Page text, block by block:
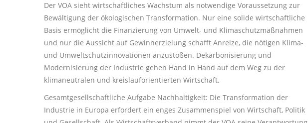
Der VOA sieht wirtschaftliches Wachstum als notwendige Voraussetzung zur
Bewältigung der ökologischen Transformation. Nur eine solide wirtschaftliche
Basis ermöglicht die Finanzierung von Umwelt- und Klimaschutzmaßnahmen
und nur die Aussicht auf Gewinnerzielung schafft Anreize, die nötigen Klima-
und Umweltschutzinnovationen anzustoßen. Dekarbonisierung und
Modernisierung der Industrie gehen Hand in Hand auf dem Weg zu der
klimaneutralen und kreislauforientierten Wirtschaft.
Gesamtgesellschaftliche Aufgabe Nachhaltigkeit: Die Transformation der
Industrie in Europa erfordert ein enges Zusammenspiel von Wirtschaft, Politik